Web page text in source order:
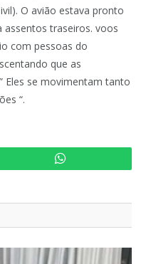
O avião estava pronto
traseiros. voos
com pessoas do
que as
Eles se movimentam tanto
“.
WhatsApp